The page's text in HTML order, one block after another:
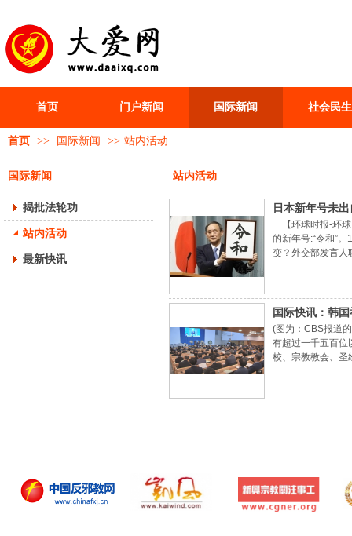
首页 门户新闻 国际新闻 社会民生
首页 >> 国际新闻 >> 站内活动
国际新闻
揭批法轮功
站内活动
最新快讯
站内活动
日本新年号未
【环球时报-环球
的新年号:“令和”
变？外交部发言
国际快讯：韩
(图为：CBS报道
有超过一千五百位
校、宗教教会、圣